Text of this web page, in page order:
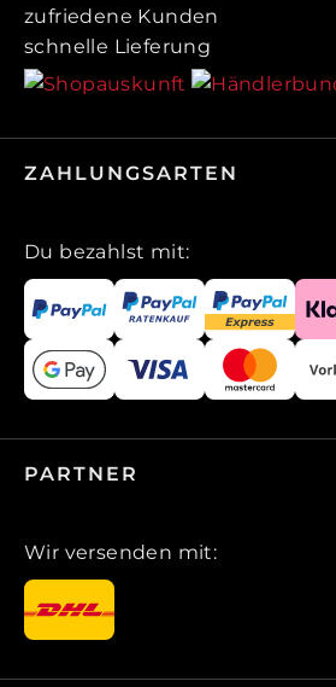
zufriedene Kunden
schnelle Lieferung
ZAHLUNGSARTEN
Du bezahlst mit:
PARTNER
Wir versenden mit: